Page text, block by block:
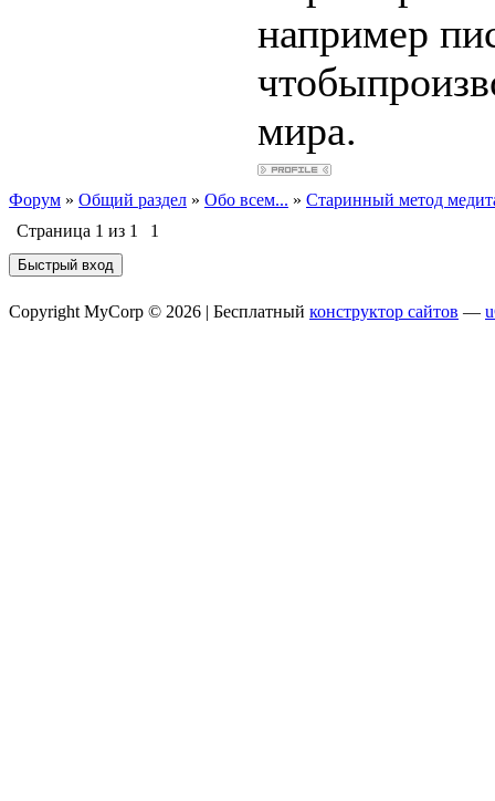
например
мира.
Форум » Общий раздел » Обо всем... » Старинный метод
Страница 1 из 1 1
Copyright MyCorp © 2026 | Бесплатный конструктор сайтов —